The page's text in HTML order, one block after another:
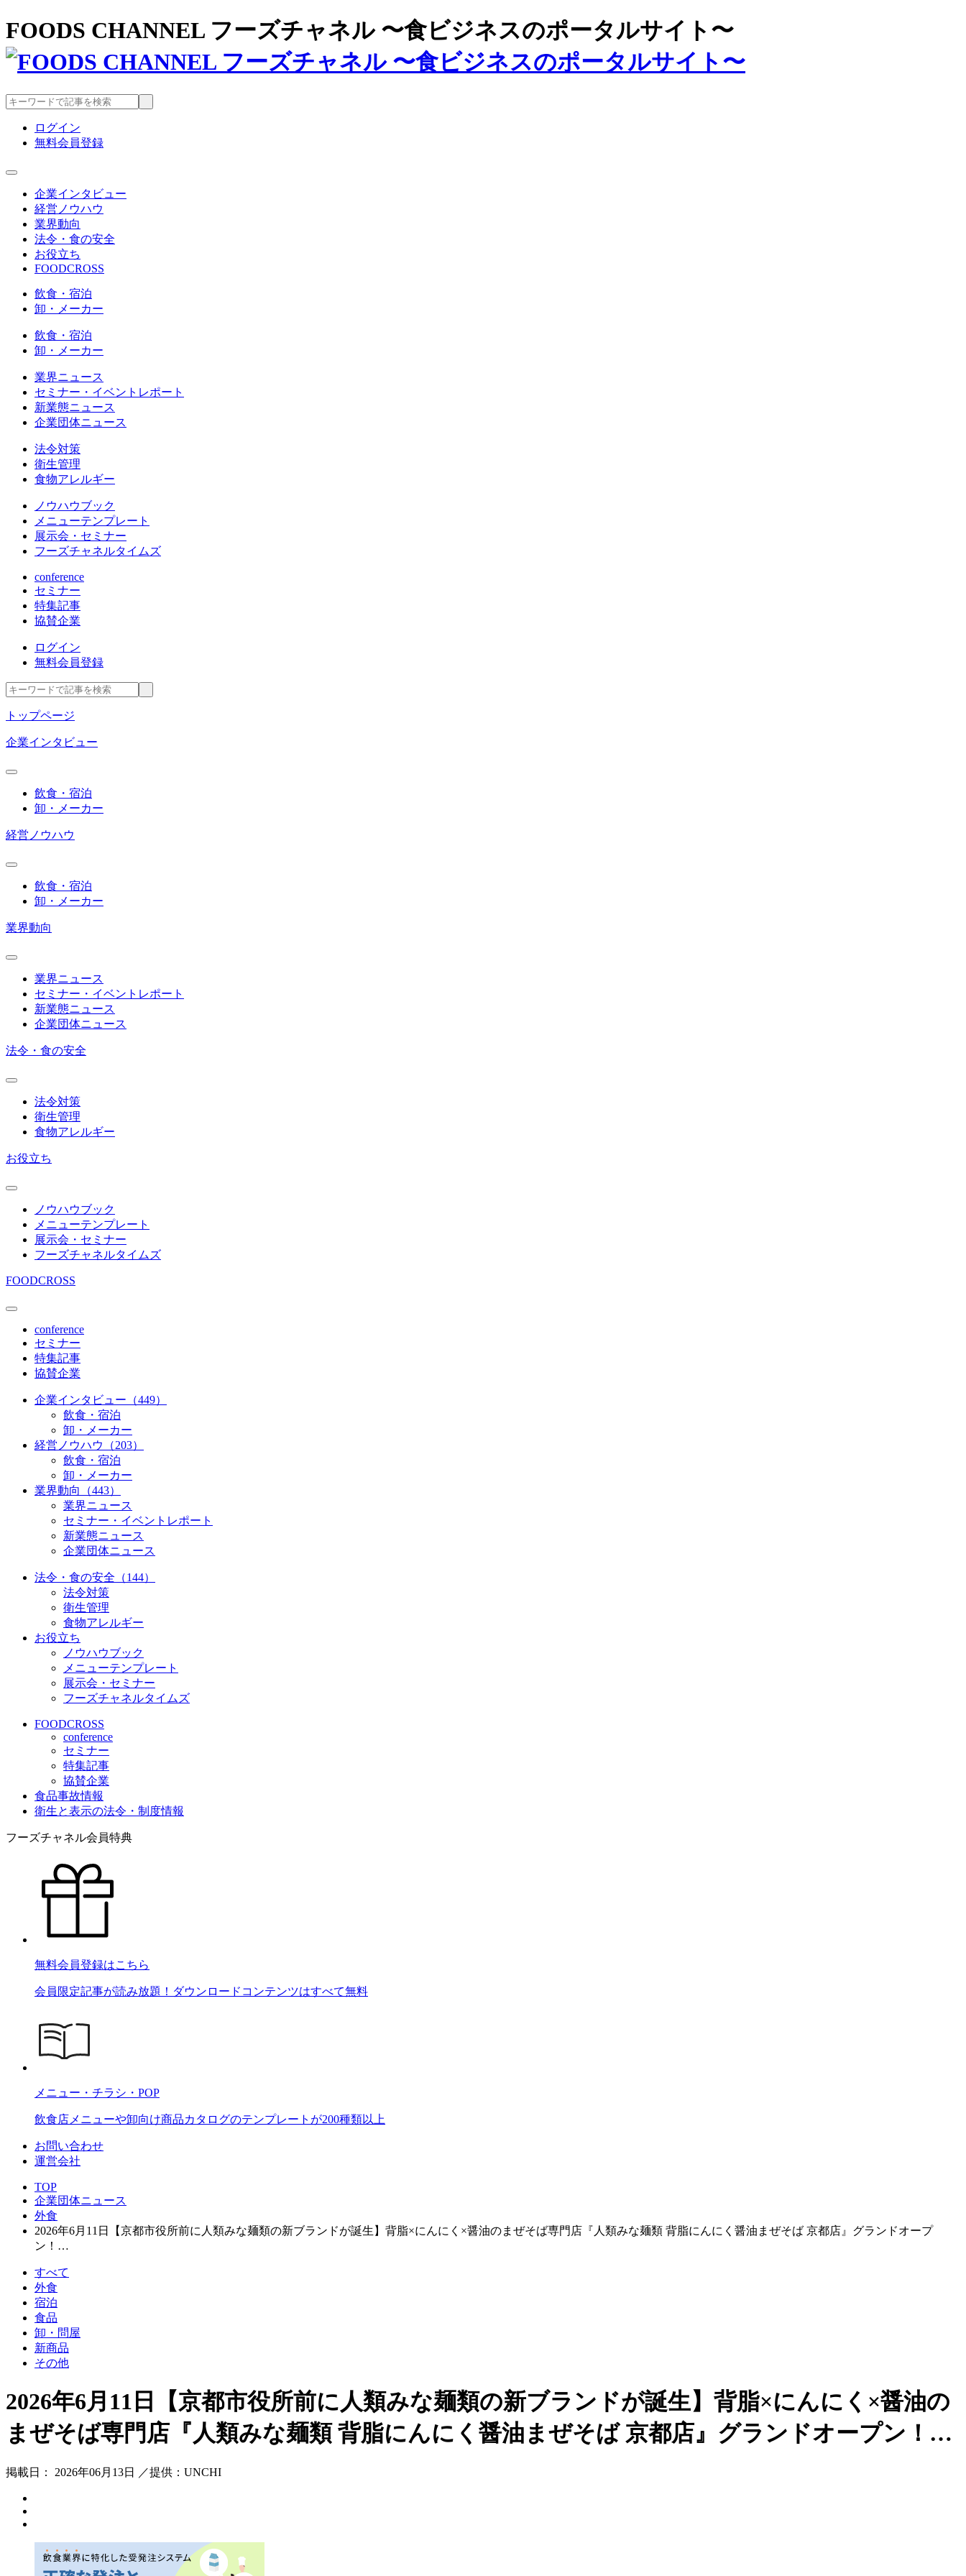
FOODS CHANNEL フーズチャネル 〜食ビジネスのポータルサイト〜
ログイン
無料会員登録
企業インタビュー
経営ノウハウ
業界動向
法令・食の安全
お役立ち
FOODCROSS
飲食・宿泊
卸・メーカー
飲食・宿泊
卸・メーカー
業界ニュース
セミナー・イベントレポート
新業態ニュース
企業団体ニュース
法令対策
衛生管理
食物アレルギー
ノウハウブック
メニューテンプレート
展示会・セミナー
フーズチャネルタイムズ
conference
セミナー
特集記事
協賛企業
ログイン
無料会員登録
トップページ
企業インタビュー
飲食・宿泊
卸・メーカー
経営ノウハウ
飲食・宿泊
卸・メーカー
業界動向
業界ニュース
セミナー・イベントレポート
新業態ニュース
企業団体ニュース
法令・食の安全
法令対策
衛生管理
食物アレルギー
お役立ち
ノウハウブック
メニューテンプレート
展示会・セミナー
フーズチャネルタイムズ
FOODCROSS
conference
セミナー
特集記事
協賛企業
企業インタビュー（449）
飲食・宿泊
卸・メーカー
経営ノウハウ（203）
飲食・宿泊
卸・メーカー
業界動向（443）
業界ニュース
セミナー・イベントレポート
新業態ニュース
企業団体ニュース
法令・食の安全（144）
法令対策
衛生管理
食物アレルギー
お役立ち
ノウハウブック
メニューテンプレート
展示会・セミナー
フーズチャネルタイムズ
FOODCROSS
conference
セミナー
特集記事
協賛企業
食品事故情報
衛生と表示の法令・制度情報
フーズチャネル会員特典
無料会員登録はこちら
会員限定記事が読み放題！ダウンロードコンテンツはすべて無料
メニュー・チラシ・POP
飲食店メニューや卸向け商品カタログのテンプレートが200種類以上
お問い合わせ
運営会社
TOP
企業団体ニュース
外食
2026年6月11日【京都市役所前に人類みな麺類の新ブランドが誕生】背脂×にんにく×醤油のまぜそば専門店『人類みな麺類 背脂にんにく醤油まぜそば 京都店』グランドオープ
ン！…
すべて
外食
宿泊
食品
卸・問屋
新商品
その他
2026年6月11日【京都市役所前に人類みな麺類の新ブランドが誕生】背脂×にんにく×醤油の
まぜそば専門店『人類みな麺類 背脂にんにく醤油まぜそば 京都店』グランドオープン！…
掲載日： 2026年06月13日 ／提供：UNCHI